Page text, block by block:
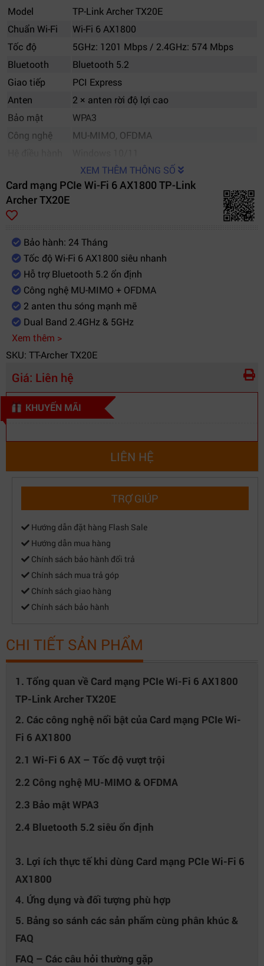
Model
TP-Link Archer TX20E
Chuẩn Wi-Fi
Wi-Fi 6 AX1800
Tốc độ
5GHz: 1201 Mbps / 2.4GHz: 574 Mbps
Bluetooth
Bluetooth 5.2
Giao tiếp
PCI Express
Anten
2 × anten rời độ lợi cao
Bảo mật
WPA3
Công nghệ
MU-MIMO, OFDMA
XEM THÊM THÔNG SỐ
Card mạng PCIe Wi-Fi 6 AX1800 TP-Link
Archer TX20E
Bảo hành: 24 Tháng
Tốc độ Wi-Fi 6 AX1800 siêu nhanh
Hỗ trợ Bluetooth 5.2 ổn định
Công nghệ MU-MIMO + OFDMA
2 anten thu sóng mạnh mẽ
Dual Band 2.4GHz & 5GHz
Xem thêm >
SKU: TT-Archer TX20E
Giá: Liên hệ
KHUYẾN MÃI
LIÊN HỆ
TRỢ GIÚP
Hướng dẫn đặt hàng Flash Sale
Hướng dẫn mua hàng
Chính sách bảo hành đổi trả
Chính sách mua trả góp
Chính sách giao hàng
Chính sách bảo hành
CHI TIẾT SẢN PHẨM
1. Tổng quan về Card mạng PCIe Wi-Fi 6 AX1800
TP-Link Archer TX20E
2. Các công nghệ nổi bật của Card mạng PCIe Wi-
Fi 6 AX1800
2.1 Wi-Fi 6 AX – Tốc độ vượt trội
2.2 Công nghệ MU-MIMO & OFDMA
2.3 Bảo mật WPA3
2.4 Bluetooth 5.2 siêu ổn định
3. Lợi ích thực tế khi dùng Card mạng PCIe Wi-Fi 6
AX1800
4. Ứng dụng và đối tượng phù hợp
5. Bảng so sánh các sản phẩm cùng phân khúc &
FAQ
FAQ – Các câu hỏi thường gặp